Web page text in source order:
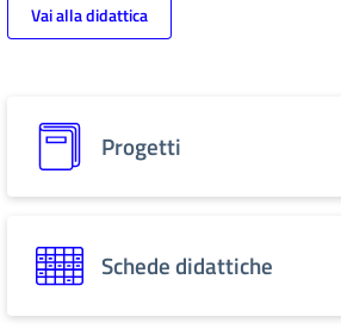
Vai alla didattica
Progetti
Schede didattiche